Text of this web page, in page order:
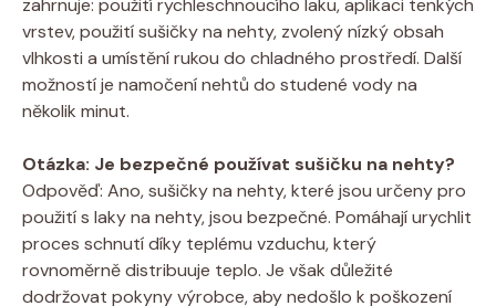
vrstev, použití sušičky na nehty, zvolený nízký obsah
vlhkosti a umístění rukou do chladného prostředí. Další
možností je namočení nehtů do studené vody na
několik minut.
Otázka: Je bezpečné používat sušičku na nehty?
Odpověď: Ano, sušičky na nehty, které jsou určeny pro
použití s laky na nehty, jsou bezpečné. Pomáhají urychlit
proces schnutí díky teplému vzduchu, který
rovnoměrně distribuuje teplo. Je však důležité
dodržovat pokyny výrobce, aby nedošlo k poškození